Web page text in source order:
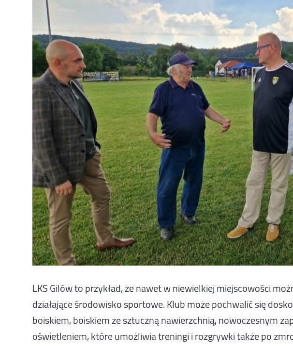
LKS Gilów to przykład, że nawet w niewielkiej miejscowości
działające środowisko sportowe. Klub może pochwalić się
boiskiem, boiskiem ze sztuczną nawierzchnią, nowoczesnym
oświetleniem, które umożliwia treningi i rozgrywki także po